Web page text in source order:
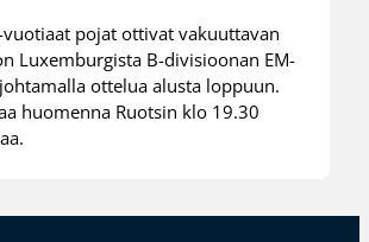
pojat ottivat vakuuttavan
Luxemburgista B-divisioonan EM-
ottelua alusta loppuun.
huomenna Ruotsin klo 19.30